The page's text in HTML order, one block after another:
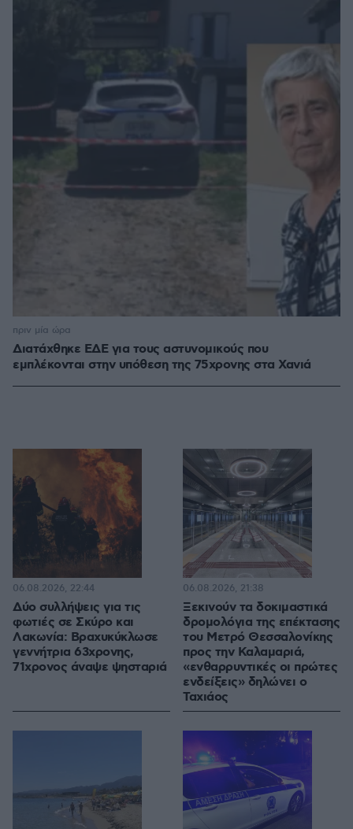
Διατάχθηκε ΕΔΕ για τους αστυνομικούς που
εμπλέκονται στην υπόθεση της 75χρονης στα Χανιά
πριν μία ώρα
Δύο συλλήψεις για τις
φωτιές σε Σκύρο και
Λακωνία: Βραχυκύκλωσε
γεννήτρια 63χρονης,
71χρονος άναψε ψησταριά
06.08.2026, 22:44
Ξεκινούν τα δοκιμαστικά
δρομολόγια της επέκτασης
του Μετρό Θεσσαλονίκης
προς την Καλαμαριά,
«ενθαρρυντικές οι πρώτες
ενδείξεις» δηλώνει ο
Ταχιάος
06.08.2026, 21:38